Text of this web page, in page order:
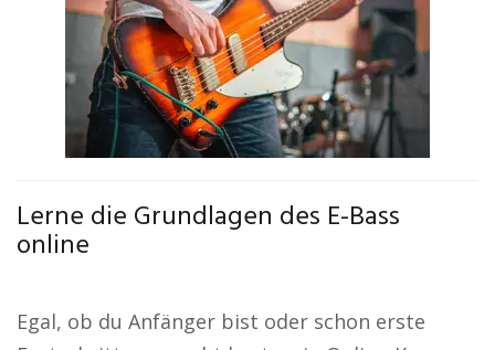
Lerne die Grundlagen des E-Bass
online
Egal, ob du Anfänger bist oder schon erste